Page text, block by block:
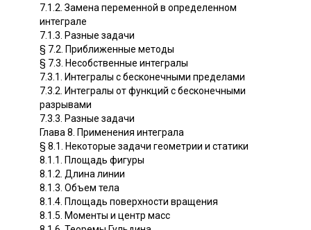
7.1.2. Замена переменной в определенном
интеграле
7.1.3. Разные задачи
§ 7.2. Приближенные методы
§ 7.3. Несобственные интегралы
7.3.1. Интегралы с бесконечными пределами
7.3.2. Интегралы от функций с бесконечными
разрывами
7.3.3. Разные задачи
Глава 8. Применения интеграла
§ 8.1. Некоторые задачи геометрии и статики
8.1.1. Площадь фигуры
8.1.2. Длина линии
8.1.3. Объем тела
8.1.4. Площадь поверхности вращения
8.1.5. Моменты и центр масс